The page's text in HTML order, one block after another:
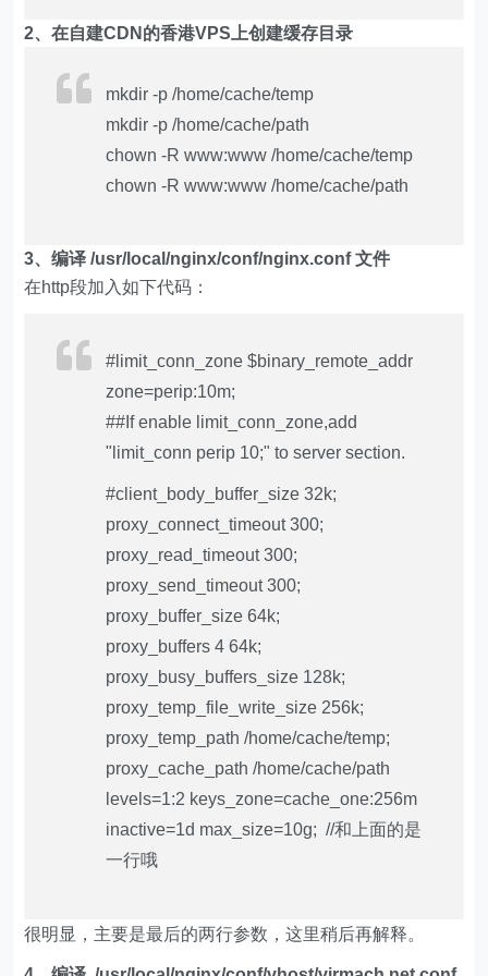
2、在自建CDN的香港VPS上创建缓存目录
mkdir -p /home/cache/temp
mkdir -p /home/cache/path
chown -R www:www /home/cache/temp
chown -R www:www /home/cache/path
3、编译 /usr/local/nginx/conf/nginx.conf 文件
在http段加入如下代码：
#limit_conn_zone $binary_remote_addr
zone=perip:10m;
##If enable limit_conn_zone,add
"limit_conn perip 10;" to server section.
#client_body_buffer_size 32k;
proxy_connect_timeout 300;
proxy_read_timeout 300;
proxy_send_timeout 300;
proxy_buffer_size 64k;
proxy_buffers 4 64k;
proxy_busy_buffers_size 128k;
proxy_temp_file_write_size 256k;
proxy_temp_path /home/cache/temp;
proxy_cache_path /home/cache/path
levels=1:2 keys_zone=cache_one:256m
inactive=1d max_size=10g; //和上面的是
一行哦
很明显，主要是最后的两行参数，这里稍后再解释。